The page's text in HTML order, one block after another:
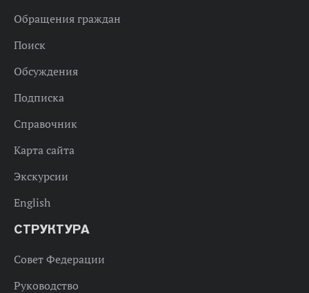
Обращения граждан
Поиск
Обсуждения
Подписка
Справочник
Карта сайта
Экскурсии
English
СТРУКТУРА
Совет Федерации
Руководство